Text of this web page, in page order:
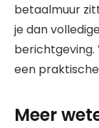
betaalmuur
je dan
berichtgeving.
een
Meer